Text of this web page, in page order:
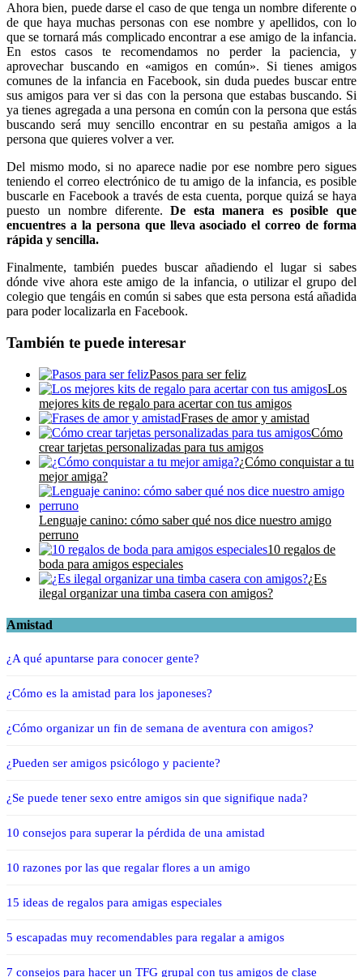
Ahora bien, puede darse el caso de que tenga un nombre diferente o
de que haya muchas personas con ese nombre y apellidos, con lo
que se tornará más complicado encontrar a ese amigo de la infancia.
En estos casos te recomendamos no perder la paciencia, y
aprovechar buscando en «amigos en común». Si tienes amigos
comunes de la infancia en Facebook, sin duda puedes buscar entre
sus amigos para ver si das con la persona que estabas buscando. Si
ya tienes agregada a una persona en común con la persona que estás
buscando será muy sencillo encontrar en su pestaña amigos a la
persona que quieres volver a ver.
Del mismo modo, si no aparece nadie por ese nombre pero sigues
teniendo el correo electrónico de tu amigo de la infancia, es posible
buscarle en Facebook a través de esta cuenta, porque quizá se haya
puesto un nombre diferente.De esta manera es posible que
encuentres a la persona que lleva asociado el correo de forma
rápida y sencilla.
Finalmente, también puedes buscar añadiendo el lugar si sabes
dónde vive ahora este amigo de la infancia, o utilizar el grupo del
colegio que tengáis en común si sabes que esta persona está añadida
para poder localizarla en Facebook.
También te puede interesar
Pasos para ser feliz
Los
mejores kits de regalo para acertar con tus amigos
Frases de amor y amistad
Cómo
crear tarjetas personalizadas para tus amigos
¿Cómo conquistar a tu
mejor amiga?
Lenguaje canino: cómo saber qué nos dice nuestro amigo
perruno
10 regalos de
boda para amigos especiales
¿Es
ilegal organizar una timba casera con amigos?
Amistad
¿A qué apuntarse para conocer gente?
¿Cómo es la amistad para los japoneses?
¿Cómo organizar un fin de semana de aventura con amigos?
¿Pueden ser amigos psicólogo y paciente?
¿Se puede tener sexo entre amigos sin que signifique nada?
10 consejos para superar la pérdida de una amistad
10 razones por las que regalar flores a un amigo
15 ideas de regalos para amigas especiales
5 escapadas muy recomendables para regalar a amigos
7 consejos para hacer un TFG grupal con tus amigos de clase